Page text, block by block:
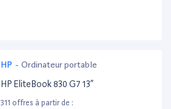
HP - Ordinateur portable
HP EliteBook 830 G7 13”
311 offres à partir de :